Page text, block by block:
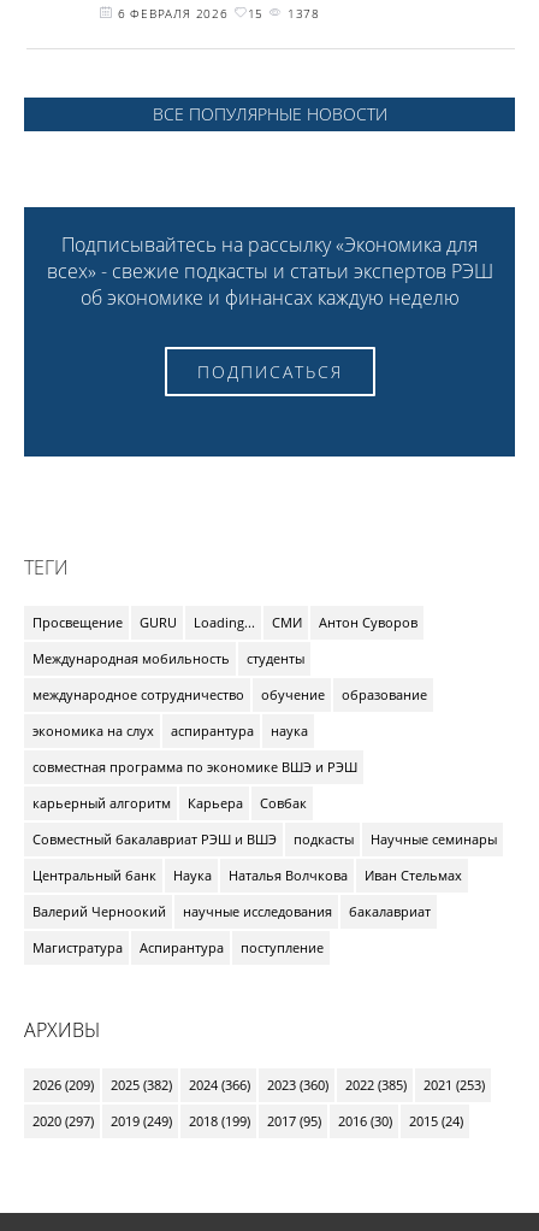
6 ФЕВРАЛЯ 2026 15 1378
ВСЕ ПОПУЛЯРНЫЕ НОВОСТИ
Подписывайтесь на рассылку «Экономика для
всех» - свежие подкасты и статьи экспертов РЭШ
об экономике и финансах каждую неделю
ПОДПИСАТЬСЯ
ТЕГИ
Просвещение GURU Loading... СМИ
Антон Суворов
Международная мобильность
студенты
международное сотрудничество
обучение
образование
экономика на слух
аспирантура
наука
совместная программа по экономике ВШЭ и РЭШ
карьерный алгоритм
Карьера
Совбак
Совместный бакалавриат РЭШ и ВШЭ
подкасты
Научные семинары
Центральный банк
Наука Наталья Волчкова
Иван Стельмах
Валерий Черноокий
научные исследования
бакалавриат
Магистратура
Аспирантура поступление
АРХИВЫ
2026 (209) 2025 (382) 2024 (366) 2023 (360) 2022 (385)
2021 (253)
2020 (297)
2019 (249) 2018 (199) 2017 (95) 2016 (30) 2015 (24)